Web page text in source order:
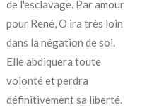
de l'esclavage. Par amour
pour René, O ira très loin
dans la négation de soi.
Elle abdiquera toute
volonté et perdra
définitivement sa liberté.